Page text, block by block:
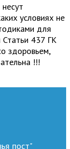
условиях не
для
437 ГК
здоровьем,
!!!
пост"